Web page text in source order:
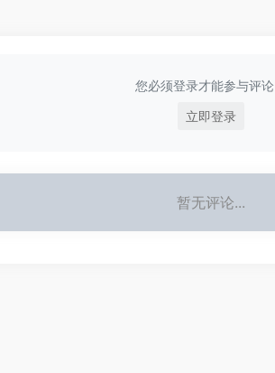
您必须登录才能参与评论
立即登录
暂无评论...